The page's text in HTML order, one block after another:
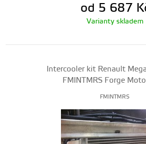
od 5 687
Varianty skladem
Intercooler kit Renault
FMINTMRS Forge
FMINTMRS